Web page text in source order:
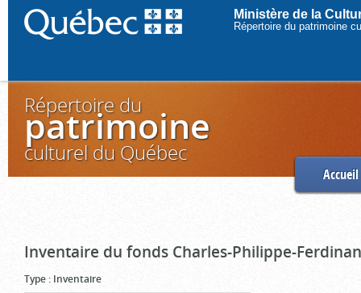
Ministère de la
Répertoire du patrimoine
Répertoire du
patrimoine
culturel du Québec
Accueil
Inventaire du fonds Charles-Philippe-
Type : Inventaire